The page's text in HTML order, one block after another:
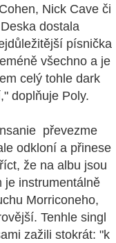
Nick Cave či
dostala
písnička
všechno a je
celý tohle dark
doplňuje Poly.
převezme
odkloní a přinese
že na albu jsou
je instrumentálně
Morriconeho,
Tenhle singl
zažili stokrát: "k